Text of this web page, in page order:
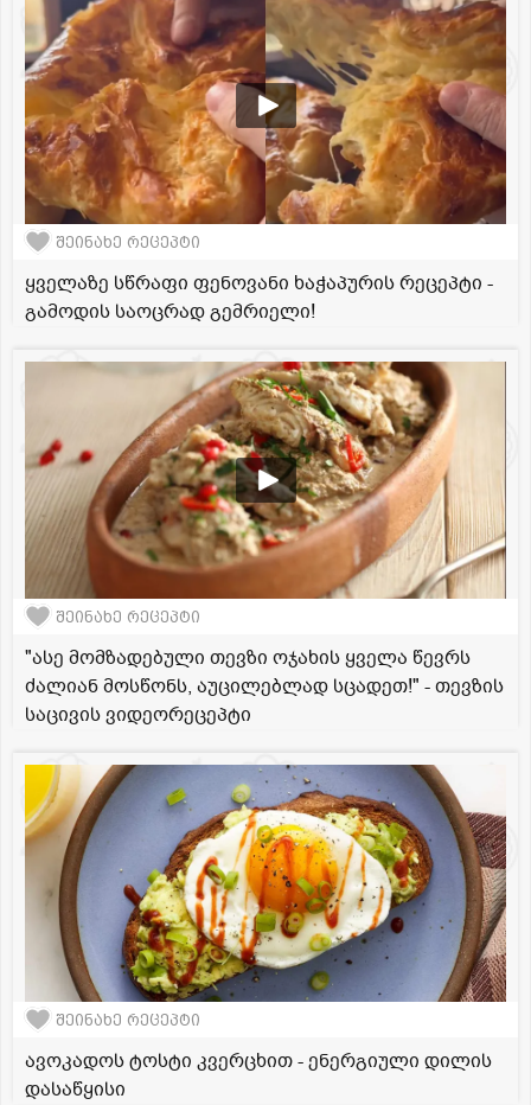
შეინახე რეცეპტი
ყველაზე სწრაფი ფენოვანი ხაჭაპურის რეცეპტი -
გამოდის საოცრად გემრიელი!
შეინახე რეცეპტი
"ასე მომზადებული თევზი ოჯახის ყველა წევრს
ძალიან მოსწონს, აუცილებლად სცადეთ!" - თევზის
საცივის ვიდეორეცეპტი
შეინახე რეცეპტი
ავოკადოს ტოსტი კვერცხით - ენერგიული დილის
დასაწყისი